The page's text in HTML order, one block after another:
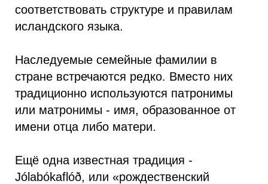
соответствовать структуре и правилам
исландского языка.
Наследуемые семейные фамилии в
стране встречаются редко. Вместо них
традиционно используются патронимы
или матронимы - имя, образованное от
имени отца либо матери.
Ещё одна известная традиция -
Jólabókaflóð, или «рождественский